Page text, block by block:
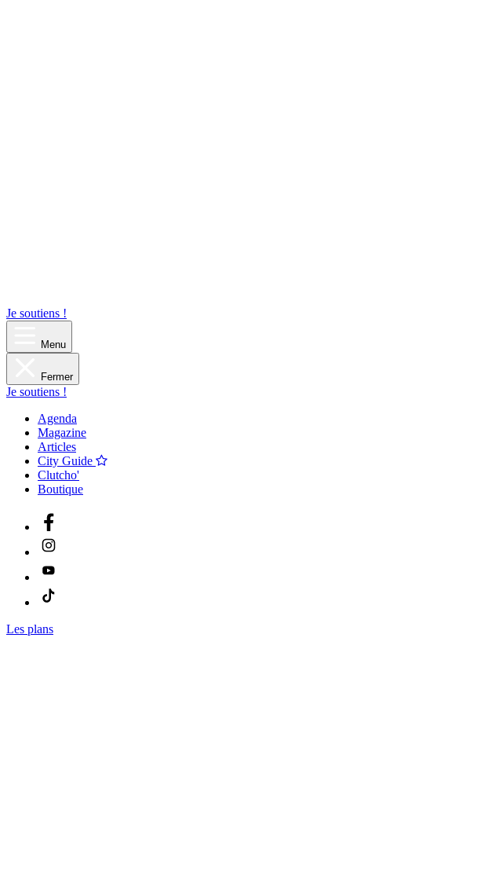
Je soutiens !
Menu
Fermer
Je soutiens !
Agenda
Magazine
Articles
City Guide
Clutcho'
Boutique
Les plans